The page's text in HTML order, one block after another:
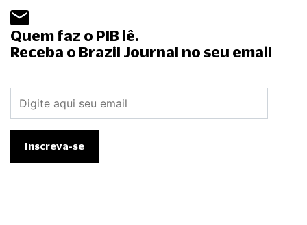
Quem faz o PIB lê.
Receba o Brazil Journal no seu email